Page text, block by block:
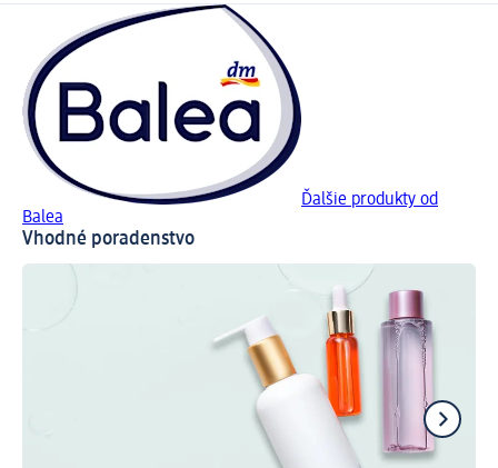
Ďalšie produkty od
Balea
Vhodné poradenstvo